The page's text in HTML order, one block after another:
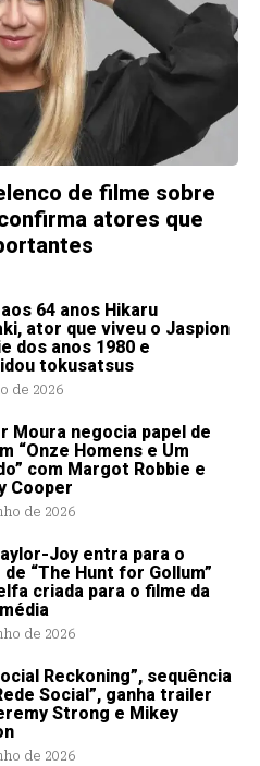
de filme sobre
atores que
64 anos Hikaru
ator que viveu o Jaspion
dos anos 1980 e
tokusatsus
de 2026
Moura negocia papel de
“Onze Homens e Um
com Margot Robbie e
Cooper
de 2026
Joy entra para o
“The Hunt for Gollum”
criada para o filme da
de 2026
Reckoning”, sequência
Social”, ganha trailer
Strong e Mikey
de 2026